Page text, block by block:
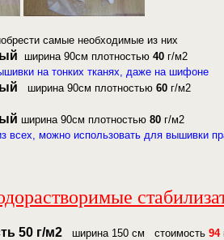
самые необходимые из них
ширина 90см плотностью 40г/м2
на тонких тканях, даже на шифоне
ширина 90см плотностью 60г/м2
ширина 90см плотностью 80г/м2
всех, можно использовать для вышивки
50 г/м2ширина 150 см стоимость 94